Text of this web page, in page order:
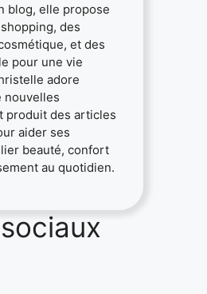
blog, elle propose
des
et des
pour une vie
adore
nouvelles
produit des articles
aider ses
beauté, confort
au quotidien.